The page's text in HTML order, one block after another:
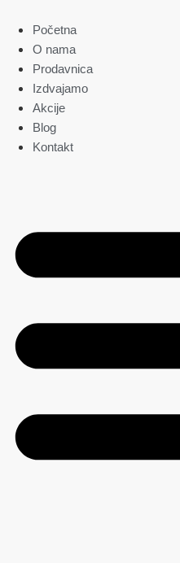
sadržaj
Početna
O nama
Prodavnica
Izdvajamo
Akcije
Blog
Kontakt